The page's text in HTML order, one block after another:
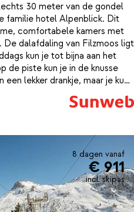
30 meter van de gondel
familie hotel Alpenblick. Dit
comfortabele kamers met
dalafdaling van Filzmoos ligt
kun je tot bijna aan het
de piste kun je in de knusse
lekker drankje, maar je kunt
nabij gelegen gezellige après-
goed in dit hotel; in de sauna of
van de producten die
de eigen boerderij. ’s Morgens
ontbijt zodat je je skidag vol
8 dagen vanaf
€ 911
incl. skipas